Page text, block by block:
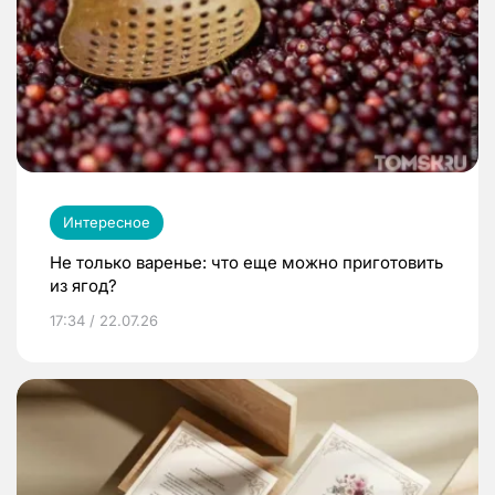
Интересное
Не только варенье: что еще можно приготовить
из ягод?
17:34 / 22.07.26